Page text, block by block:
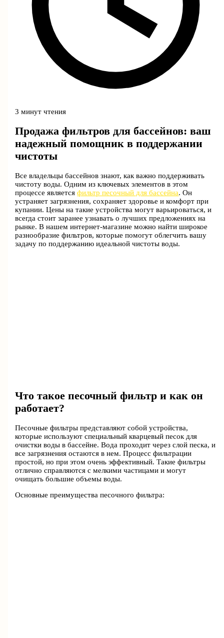
3 минут чтения
Продажа фильтров для бассейнов: ваш
надежный помощник в поддержании
чистоты
Все владельцы бассейнов знают, как важно поддерживать
чистоту воды. Одним из ключевых элементов в этом
процессе являетсяфильтр песочный для бассейна. Он
устраняет загрязнения, сохраняет здоровье и комфорт при
купании. Цены на такие устройства могут варьироваться, и
всегда стоит заранее узнавать о лучших предложениях на
рынке. В нашем интернет-магазине можно найти широкое
разнообразие фильтров, которые помогут облегчить вашу
задачу по поддержанию идеальной чистоты воды.
Что такое песочный фильтр и как он
работает?
Песочные фильтры представляют собой устройства,
которые используют специальный кварцевый песок для
очистки воды в бассейне. Вода проходит через слой песка, и
все загрязнения остаются в нем. Процесс фильтрации
простой, но при этом очень эффективный. Такие фильтры
отлично справляются с мелкими частицами и могут
очищать большие объемы воды.
Основные преимущества песочного фильтра: